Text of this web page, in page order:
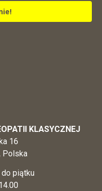
KLASYCZNEJ
16
Polska
do piątku